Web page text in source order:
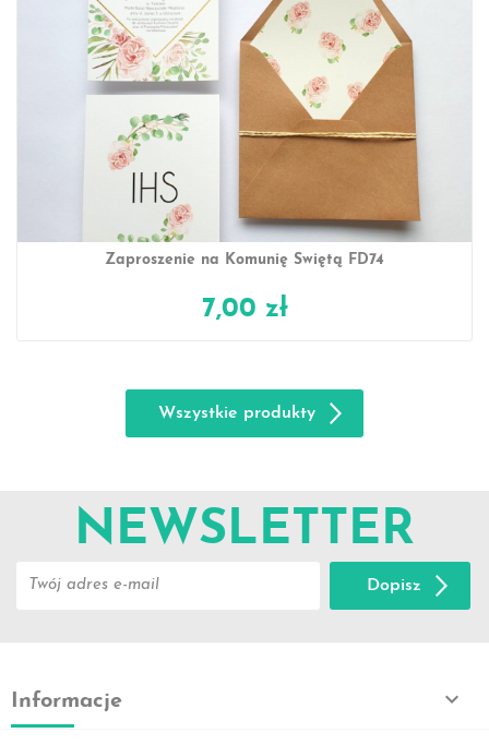
Zaproszenie na Komunię Świętą FD74
7,00 zł
Wszystkie produkty
NEWSLETTER
Dopisz
Informacje 